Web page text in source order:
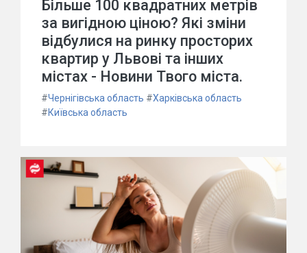
Більше 100 квадратних метрів
за вигідною ціною? Які зміни
відбулися на ринку просторих
квартир у Львові та інших
містах - Новини Твого міста.
#Чернігівська область #Харківська область
#Київська область